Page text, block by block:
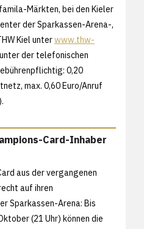
Märkten, bei den Kieler
der Sparkassen-Arena-,
Kiel unterwww.thw-
der telefonischen
0,20
max. 0,60 Euro/Anruf
Card-Inhaber
aus der vergangenen
auf ihren
Sparkassen-Arena: Bis
(21 Uhr) können die